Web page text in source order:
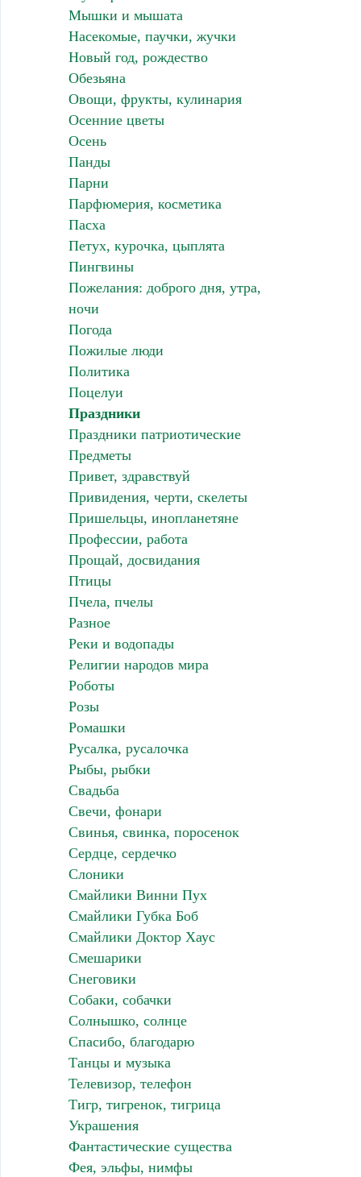
Мышки и мышата
Насекомые, паучки, жучки
Новый год, рождество
Обезьяна
Овощи, фрукты, кулинария
Осенние цветы
Осень
Панды
Парни
Парфюмерия, косметика
Пасха
Петух, курочка, цыплята
Пингвины
Пожелания: доброго дня, утра,
ночи
Погода
Пожилые люди
Политика
Поцелуи
Праздники
Праздники патриотические
Предметы
Привет, здравствуй
Привидения, черти, скелеты
Пришельцы, инопланетяне
Профессии, работа
Прощай, досвидания
Птицы
Пчела, пчелы
Разное
Реки и водопады
Религии народов мира
Роботы
Розы
Ромашки
Русалка, русалочка
Рыбы, рыбки
Свадьба
Свечи, фонари
Свинья, свинка, поросенок
Сердце, сердечко
Слоники
Смайлики Винни Пух
Смайлики Губка Боб
Смайлики Доктор Хаус
Смешарики
Снеговики
Собаки, собачки
Солнышко, солнце
Спасибо, благодарю
Танцы и музыка
Телевизор, телефон
Тигр, тигренок, тигрица
Украшения
Фантастические существа
Фея, эльфы, нимфы